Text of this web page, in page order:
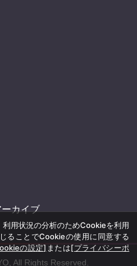
カイブ
All Rights Reserved.
用状況の分析のためCookieを利用
ることでCookieの使用に同意する
の設定] または[プライバシーポ